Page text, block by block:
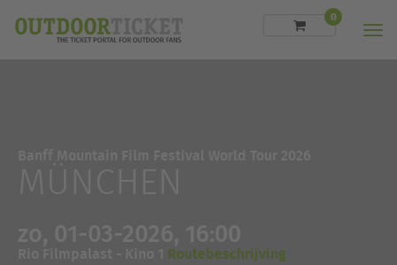
0
Routebeschrijving